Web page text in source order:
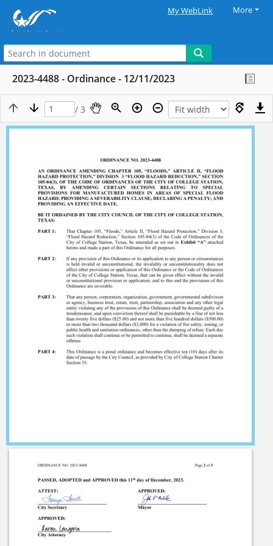
My WebLink More
2023-4488 - Ordinance - 12/11/2023
/ 3